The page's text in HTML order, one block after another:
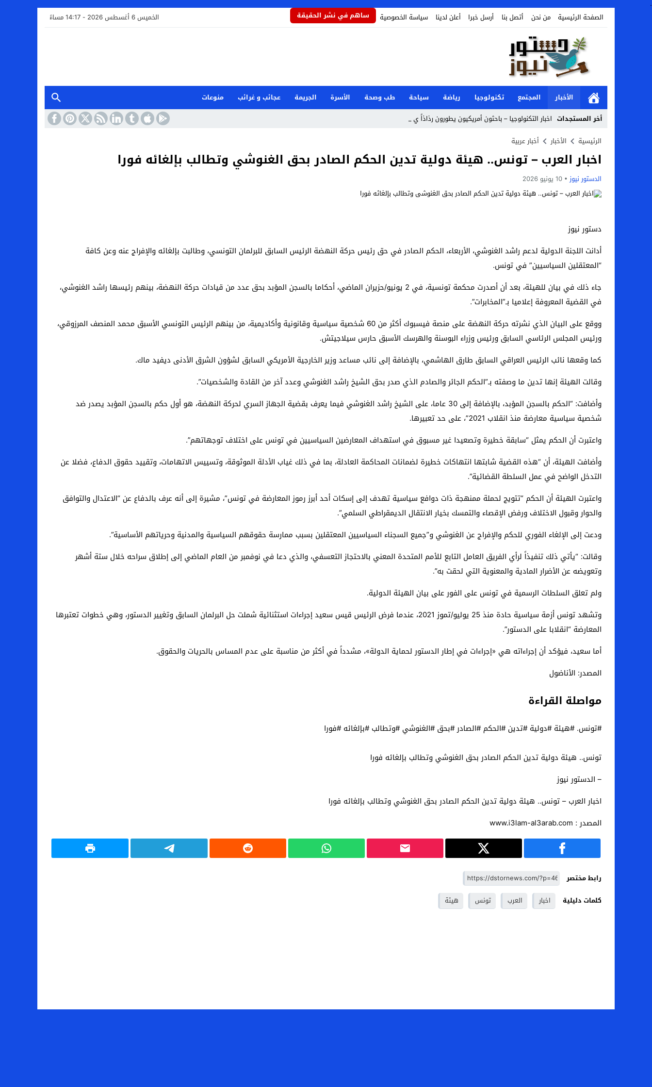
.
الصفحة الرئيسية
من نحن أتصل بنا أرسل خبرا أعلن لدينا سياسة الخصوصية ساهم في نشر الحقيقة الخميس 6 أغسطس 2026 - 14:17 مساءً
الأخبار المجتمع تكنولوجيا رياضة سياحة طب وصحة الأسرة الجريمة عجائب و غرائب
منوعات
أخر المستجدات اخبار التكنولوجيا – باحثون أمريكيون يطورون رذاذاً يحمي ا_
Stop
Previous
Next
الرئيسية الأخبار أخبار عربية
اخبار العرب – تونس.. هيئة دولية تدين الحكم الصادر بحق الغنوشي وتطالب بإلغائه فورا
الدستور نيوز 10 يونيو 2026
دستور نيوز
أدانت اللجنة الدولية لدعم راشد الغنوشي، الأربعاء، الحكم الصادر في حق رئيس حركة النهضة الرئيس السابق للبرلمان التونسي، وطالبت بإلغائه والإفراج عنه وعن كافة
“المعتقلين السياسيين” في تونس.
جاء ذلك في بيان للهيئة، بعد أن أصدرت محكمة تونسية، في 2 يونيو/حزيران الماضي، أحكاما بالسجن المؤبد بحق عدد من قيادات حركة النهضة، بينهم رئيسها راشد الغنوشي،
في القضية المعروفة إعلاميا بـ”المخابرات”.
ووقع على البيان الذي نشرته حركة النهضة على منصة فيسبوك أكثر من 60 شخصية سياسية وقانونية وأكاديمية، من بينهم الرئيس التونسي الأسبق محمد المنصف المرزوقي،
ورئيس المجلس الرئاسي السابق ورئيس وزراء البوسنة والهرسك الأسبق حارس سيلاجيتش.
كما وقعها نائب الرئيس العراقي السابق طارق الهاشمي، بالإضافة إلى نائب مساعد وزير الخارجية الأمريكي السابق لشؤون الشرق الأدنى ديفيد ماك.
وقالت الهيئة إنها تدين ما وصفته بـ”الحكم الجائر والصادم الذي صدر بحق الشيخ راشد الغنوشي وعدد آخر من القادة والشخصيات”.
وأضافت: “الحكم بالسجن المؤبد، بالإضافة إلى 30 عاما، على الشيخ راشد الغنوشي فيما يعرف بقضية الجهاز السري لحركة النهضة، هو أول حكم بالسجن المؤبد يصدر ضد
شخصية سياسية معارضة منذ انقلاب 2021”، على حد تعبيرها.
واعتبرت أن الحكم يمثل “سابقة خطيرة وتصعيدا غير مسبوق في استهداف المعارضين السياسيين في تونس على اختلاف توجهاتهم”.
وأضافت الهيئة، أن “هذه القضية شابتها انتهاكات خطيرة لضمانات المحاكمة العادلة، بما في ذلك غياب الأدلة الموثوقة، وتسييس الاتهامات، وتقييد حقوق الدفاع، فضلا عن
التدخل الواضح في عمل السلطة القضائية”.
واعتبرت الهيئة أن الحكم “تتويج لحملة ممنهجة ذات دوافع سياسية تهدف إلى إسكات أحد أبرز رموز المعارضة في تونس”، مشيرة إلى أنه عرف بالدفاع عن “الاعتدال والتوافق
والحوار وقبول الاختلاف ورفض الإقصاء والتمسك بخيار الانتقال الديمقراطي السلمي”.
ودعت إلى الإلغاء الفوري للحكم والإفراج عن الغنوشي و”جميع السجناء السياسيين المعتقلين بسبب ممارسة حقوقهم السياسية والمدنية وحرياتهم الأساسية”.
وقالت: “يأتي ذلك تنفيذاً لرأي الفريق العامل التابع للأمم المتحدة المعني بالاحتجاز التعسفي، والذي دعا في نوفمبر من العام الماضي إلى إطلاق سراحه خلال ستة أشهر
وتعويضه عن الأضرار المادية والمعنوية التي لحقت به”.
ولم تعلق السلطات الرسمية في تونس على الفور على بيان الهيئة الدولية.
وتشهد تونس أزمة سياسية حادة منذ 25 يوليو/تموز 2021، عندما فرض الرئيس قيس سعيد إجراءات استثنائية شملت حل البرلمان السابق وتغيير الدستور، وهي خطوات تعتبرها
المعارضة “انقلابا على الدستور”.
أما سعيد، فيؤكد أن إجراءاته هي «إجراءات في إطار الدستور لحماية الدولة»، مشدداً في أكثر من مناسبة على عدم المساس بالحريات والحقوق.
المصدر: الأناضول
مواصلة القراءة
#تونس. #هيئة #دولية #تدين #الحكم #الصادر #بحق #الغنوشي #وتطالب #بإلغائه #فورا
تونس.. هيئة دولية تدين الحكم الصادر بحق الغنوشي وتطالب بإلغائه فورا
– الدستور نيوز
اخبار العرب – تونس.. هيئة دولية تدين الحكم الصادر بحق الغنوشي وتطالب بإلغائه فورا
المصدر : www.i3lam-al3arab.com
رابط مختصر
كلمات دليلية
اخبار العرب تونس هيئة